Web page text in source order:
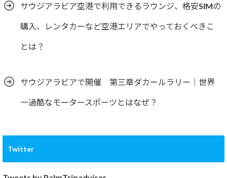
サウジアラビア空港で利用できるラウンジ、格安SIMの
購入、レンタカーなど空港エリアでやっておくべきこ
とは？
サウジアラビアで開催 第三章ダカールラリー｜世界
一過酷なモータースポーツとはなぜ？
Twitter